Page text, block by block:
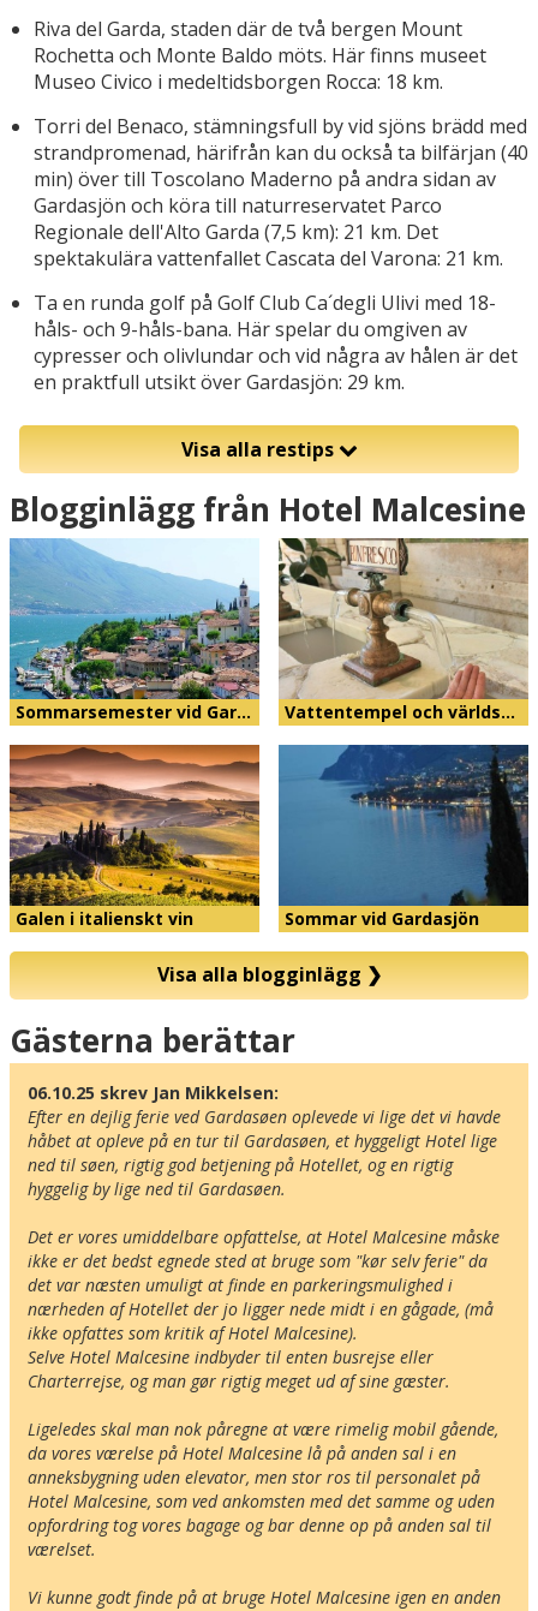
Riva del Garda, staden där de två bergen Mount
Rochetta och Monte Baldo möts. Här finns museet
Museo Civico i medeltidsborgen Rocca: 18 km.
Torri del Benaco, stämningsfull by vid sjöns brädd med
strandpromenad, härifrån kan du också ta bilfärjan (40
min) över till Toscolano Maderno på andra sidan av
Gardasjön och köra till naturreservatet Parco
Regionale dell'Alto Garda (7,5 km): 21 km. Det
spektakulära vattenfallet Cascata del Varona: 21 km.
Ta en runda golf på Golf Club Ca´degli Ulivi med 18-
håls- och 9-håls-bana. Här spelar du omgiven av
cypresser och olivlundar och vid några av hålen är det
en praktfull utsikt över Gardasjön: 29 km.
Visa alla restips
Blogginlägg från Hotel Malcesine
Sommarsemester vid Gar… Vattentempel och världs…
Galen i italienskt vin Sommar vid Gardasjön
Visa alla blogginlägg❯
Karta
Gästerna berättar
06.10.25 skrev Jan Mikkelsen:
Efter en dejlig ferie ved Gardasøen oplevede vi lige det vi havde
håbet at opleve på en tur til Gardasøen, et hyggeligt Hotel lige
ned til søen, rigtig god betjening på Hotellet, og en rigtig
hyggelig by lige ned til Gardasøen.
Det er vores umiddelbare opfattelse, at Hotel Malcesine måske
ikke er det bedst egnede sted at bruge som "kør selv ferie" da
det var næsten umuligt at finde en parkeringsmulighed i
nærheden af Hotellet der jo ligger nede midt i en gågade, (må
ikke opfattes som kritik af Hotel Malcesine).
Selve Hotel Malcesine indbyder til enten busrejse eller
Charterrejse, og man gør rigtig meget ud af sine gæster.
Ligeledes skal man nok påregne at være rimelig mobil gående,
da vores værelse på Hotel Malcesine lå på anden sal i en
anneksbygning uden elevator, men stor ros til personalet på
Hotel Malcesine, som ved ankomsten med det samme og uden
opfordring tog vores bagage og bar denne op på anden sal til
værelset.
Vi kunne godt finde på at bruge Hotel Malcesine igen en anden